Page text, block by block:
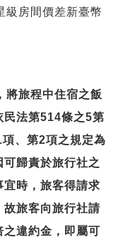
級房間價差新臺幣
將旅程中住宿之飯
民法第514條之5第
、第2項之規定為
歸責於旅行社之
時，旅客得請求
故旅客向旅行社請
違約金，即屬可